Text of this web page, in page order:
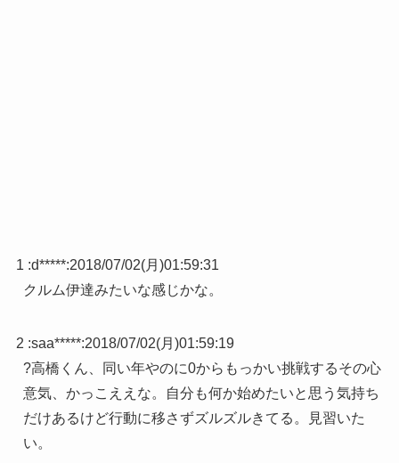
1 :d*****:2018/07/02(月)01:59:31
クルム伊達みたいな感じかな。
2 :saa*****:2018/07/02(月)01:59:19
?高橋くん、同い年やのに0からもっかい挑戦するその心
意気、かっこええな。自分も何か始めたいと思う気持ち
だけあるけど行動に移さずズルズルきてる。見習いた
い。